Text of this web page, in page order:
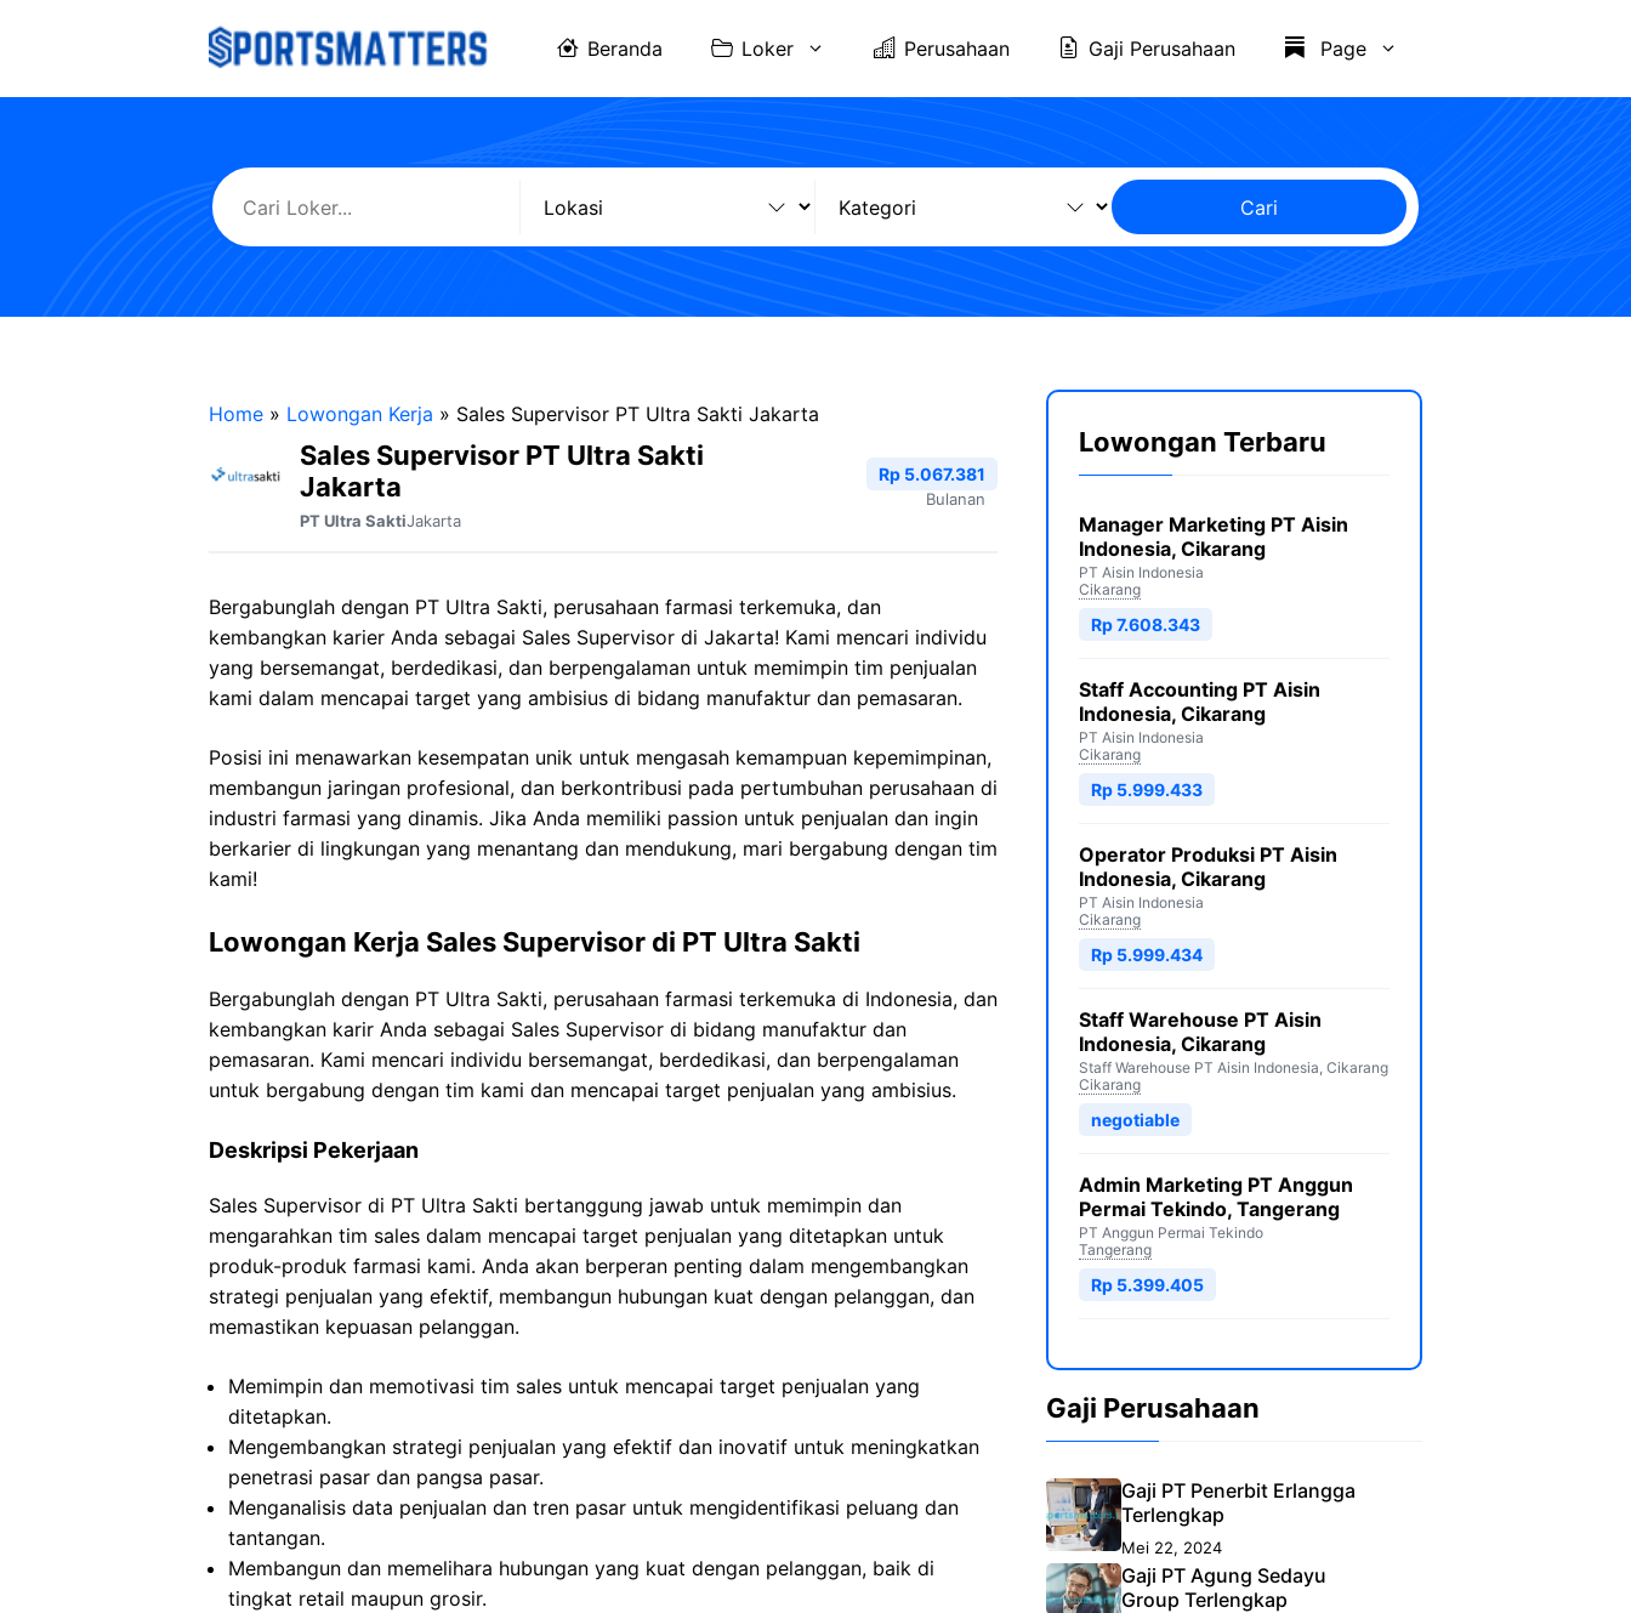
Beranda Loker Perusahaan Gaji Perusahaan Page
Cari
Home » Lowongan Kerja » Sales Supervisor PT Ultra Sakti Jakarta
Sales Supervisor PT Ultra Sakti
Jakarta
PT Ultra SaktiJakarta
Rp 5.067.381
Bulanan
Bergabunglah dengan PT Ultra Sakti, perusahaan farmasi terkemuka, dan
kembangkan karier Anda sebagai Sales Supervisor di Jakarta! Kami mencari individu
yang bersemangat, berdedikasi, dan berpengalaman untuk memimpin tim penjualan
kami dalam mencapai target yang ambisius di bidang manufaktur dan pemasaran.
Posisi ini menawarkan kesempatan unik untuk mengasah kemampuan kepemimpinan,
membangun jaringan profesional, dan berkontribusi pada pertumbuhan perusahaan di
industri farmasi yang dinamis. Jika Anda memiliki passion untuk penjualan dan ingin
berkarier di lingkungan yang menantang dan mendukung, mari bergabung dengan tim
kami!
Lowongan Kerja Sales Supervisor di PT Ultra Sakti
Bergabunglah dengan PT Ultra Sakti, perusahaan farmasi terkemuka di Indonesia, dan
kembangkan karir Anda sebagai Sales Supervisor di bidang manufaktur dan
pemasaran. Kami mencari individu bersemangat, berdedikasi, dan berpengalaman
untuk bergabung dengan tim kami dan mencapai target penjualan yang ambisius.
Deskripsi Pekerjaan
Sales Supervisor di PT Ultra Sakti bertanggung jawab untuk memimpin dan
mengarahkan tim sales dalam mencapai target penjualan yang ditetapkan untuk
produk-produk farmasi kami. Anda akan berperan penting dalam mengembangkan
strategi penjualan yang efektif, membangun hubungan kuat dengan pelanggan, dan
memastikan kepuasan pelanggan.
Memimpin dan memotivasi tim sales untuk mencapai target penjualan yang
ditetapkan.
Mengembangkan strategi penjualan yang efektif dan inovatif untuk meningkatkan
penetrasi pasar dan pangsa pasar.
Menganalisis data penjualan dan tren pasar untuk mengidentifikasi peluang dan
tantangan.
Membangun dan memelihara hubungan yang kuat dengan pelanggan, baik di
tingkat retail maupun grosir.
Lowongan Terbaru
Manager Marketing PT Aisin
Indonesia, Cikarang
PT Aisin Indonesia
Cikarang
Rp 7.608.343
Staff Accounting PT Aisin
Indonesia, Cikarang
PT Aisin Indonesia
Cikarang
Rp 5.999.433
Operator Produksi PT Aisin
Indonesia, Cikarang
PT Aisin Indonesia
Cikarang
Rp 5.999.434
Staff Warehouse PT Aisin
Indonesia, Cikarang
Staff Warehouse PT Aisin Indonesia, Cikarang
Cikarang
negotiable
Admin Marketing PT Anggun
Permai Tekindo, Tangerang
PT Anggun Permai Tekindo
Tangerang
Rp 5.399.405
Gaji Perusahaan
Gaji PT Penerbit Erlangga
Terlengkap
Mei 22, 2024
Gaji PT Agung Sedayu
Group Terlengkap